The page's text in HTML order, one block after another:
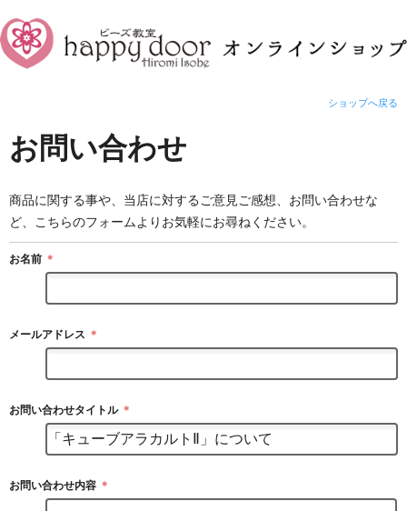
ショップへ戻る
お問い合わせ
商品に関する事や、当店に対するご意見ご感想、お問い合わせな
ど、こちらのフォームよりお気軽にお尋ねください。
お名前 ＊
メールアドレス ＊
お問い合わせタイトル ＊
お問い合わせ内容 ＊